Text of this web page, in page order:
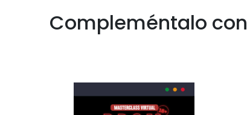
Compleméntalo con